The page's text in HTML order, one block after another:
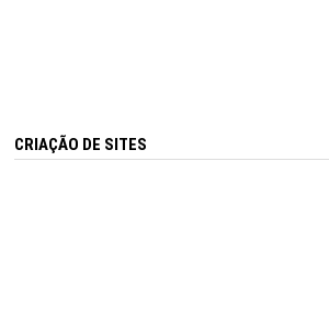
CRIAÇÃO DE SITES